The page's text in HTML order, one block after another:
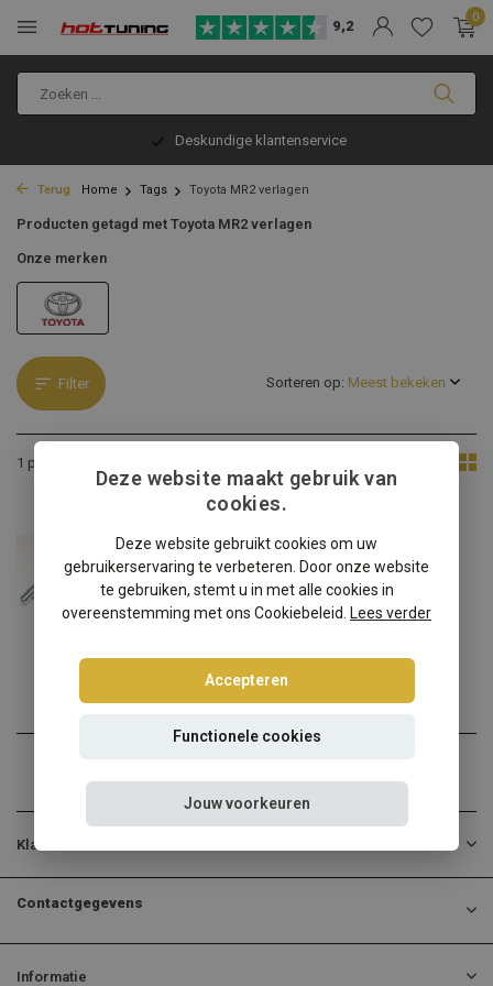
9,2
0
Deskundige klantenservice
Terug Home Tags Toyota MR2 verlagen
Producten getagd met Toyota MR2 verlagen
Onze merken
Filter
1 product
Sorteren op:
Toyota MR2 schroefset
Toyota MR2 verlagen? Kies...
€474,95
Klantenservice
Contactgegevens
Informatie
Deze website maakt gebruik van
cookies.
Deze website gebruikt cookies om uw
gebruikerservaring te verbeteren. Door onze website
te gebruiken, stemt u in met alle cookies in
overeenstemming met ons Cookiebeleid.
Lees verder
Accepteren
Functionele cookies
Jouw voorkeuren